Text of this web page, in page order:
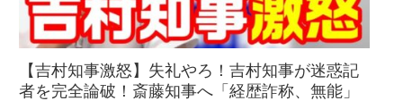
【吉村知事激怒】失礼やろ！吉村知事が迷惑記
者を完全論破！斎藤知事へ「経歴詐称、無能」